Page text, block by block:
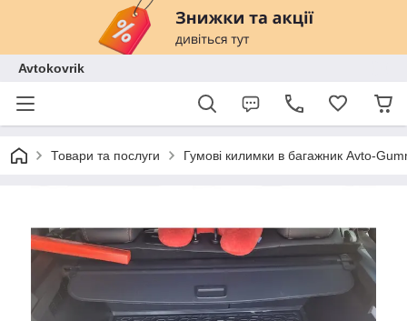
Avtokovrik
Товари та послуги Гумові килимки в багажник Avto-